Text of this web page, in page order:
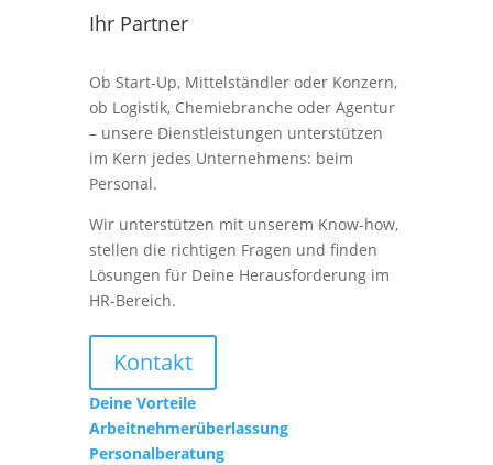
Ihr Partner
Ob Start-Up, Mittelständler oder Konzern,
ob Logistik, Chemiebranche oder Agentur
– unsere Dienstleistungen unterstützen
im Kern jedes Unternehmens: beim
Personal.
Wir unterstützen mit unserem Know-how,
stellen die richtigen Fragen und finden
Lösungen für Deine Herausforderung im
HR-Bereich.
Kontakt
Deine Vorteile
Arbeitnehmerüberlassung
Personalberatung